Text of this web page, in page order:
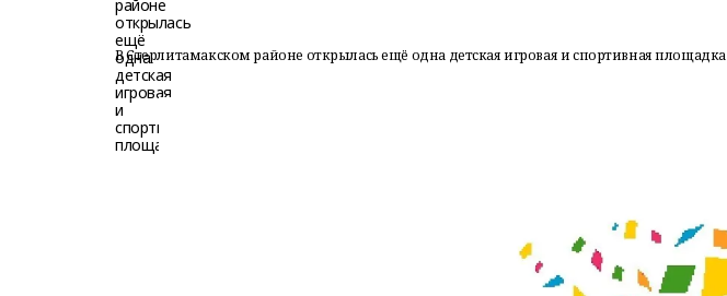
В Стерлитамакском районе открылась ещё одна детская игровая и спортивная площадка